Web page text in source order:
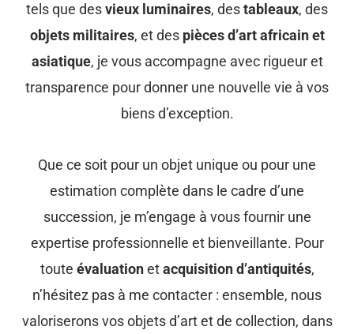
tels que desvieux luminaires, destableaux, des
objets militaires, et des pièces d’art africain et
asiatique, je vous accompagne avec rigueur et
transparence pour donner une nouvelle vie à vos
biens d’exception.
Que ce soit pour un objet unique ou pour une
estimation complète dans le cadre d’une
succession, je m’engage à vous fournir une
expertise professionnelle et bienveillante. Pour
toute évaluationetacquisition d’antiquités,
n’hésitez pas à me contacter : ensemble, nous
valoriserons vos objets d’art et de collection, dans